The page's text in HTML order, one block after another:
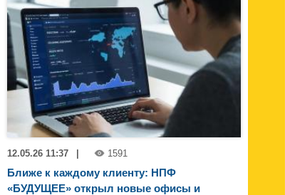
12.05.26 11:37 1591
Ближе к каждому клиенту: НПФ
«БУДУЩЕЕ» открыл новые офисы и